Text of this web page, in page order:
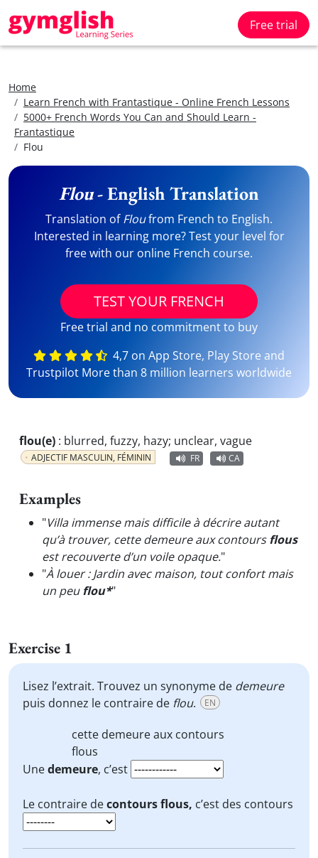
Free trial
Home
Learn French with Frantastique - Online French Lessons
5000+ French Words You Can and Should Learn -
Frantastique
Flou
Flou- English Translation
Translation ofFloufrom French to English.
Interested in learning more? Test your level for
free with our online French course.
TEST YOUR FRENCH
Free trial and no commitment to buy
4,7 on App Store, Play Store and
Trustpilot More than 8 million learners worldwide
flou(e) : blurred, fuzzy, hazy; unclear, vague
ADJECTIF MASCULIN, FÉMININ FR CA
Examples
"Villa immense mais difficile à décrire autant
qu’à trouver, cette demeure aux contoursflous
est recouverte d’un voile opaque."
"À louer : Jardin avec maison, tout confort mais
un peuflou*"
Exercise 1
Lisez l’extrait. Trouvez un synonyme de demeure
puis donnez le contraire de flou. EN
cette demeureaux contours
flous
Unedemeure, c’est
Le contraire decontours flous, c’est des contours